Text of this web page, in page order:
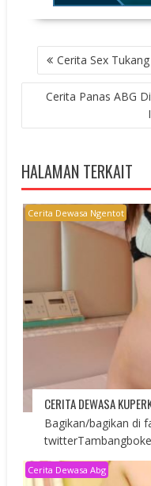
POST
NAVIGATION
Cerita Sex
Cerita Panas ABG
HALAMAN TERKAIT
Cerita Dewasa Ngentot
CERITA DEWASA
Bagikan/bagikan di
Cerita Dewasa Abg